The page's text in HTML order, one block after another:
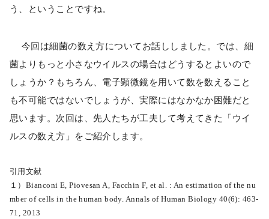
う、ということですね。
今回は細菌の数え方についてお話ししました。では、細
菌よりもっと小さなウイルスの場合はどうするとよいので
しょうか？もちろん、電子顕微鏡を用いて数を数えること
も不可能ではないでしょうが、実際にはなかなか困難だと
思います。次回は、先人たちが工夫して考えてきた「ウイ
ルスの数え方」をご紹介します。
引用文献
１）Bianconi E, Piovesan A, Facchin F, et al. : An estimation of the nu
mber of cells in the human body. Annals of Human Biology 40(6): 463-
71, 2013